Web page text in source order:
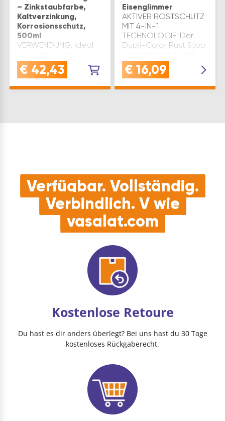
– Zinkstaubfarbe,
Kaltverzinkung,
Korrosionsschutz,
500ml
VERWENDUNG: Ideal
verzinkter
Oberflächen an Bohr-
€ 42,43
Eisenglimmer
AKTIVER ROSTSCHUTZ
MIT 4-IN-1
TECHNOLOGIE: Der
Dupli-Color Rust Stop
aktiven Rostschutz
durch die LCI-
€ 16,09
Verfügbar. Vollständig.
Verbindlich. V wie
vasalat.com
Kostenlose Retoure
Du hast es dir anders überlegt? Bei uns hast du 30 Tage
kostenloses Rückgaberecht.